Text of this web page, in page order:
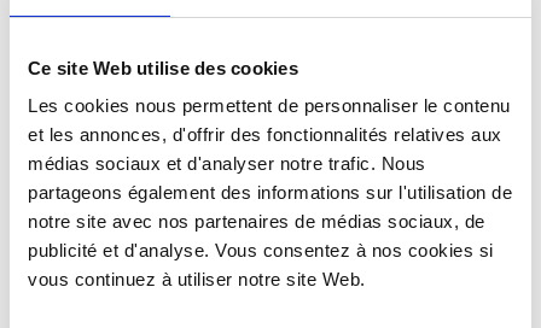
Ce site Web utilise des cookies
Les cookies nous permettent de personnaliser le contenu
et les annonces, d'offrir des fonctionnalités relatives aux
médias sociaux et d'analyser notre trafic. Nous
partageons également des informations sur l'utilisation de
notre site avec nos partenaires de médias sociaux, de
publicité et d'analyse. Vous consentez à nos cookies si
vous continuez à utiliser notre site Web.
PERSONALISIERBARE 90 CL
BECHER – ECOCUP ® ECO
100
Siehe Einzelheiten >
ECOCUP ® 12 CL
SEKTGLÄSER,
WIEDERVERWENDBAR UND
PERSONALISIERBAR
Siehe Einzelheiten >